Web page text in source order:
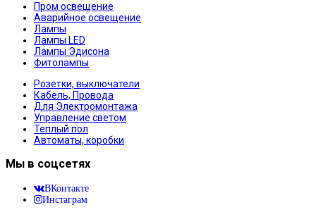
Пром освещение
Аварийное освещение
Лампы
Лампы LED
Лампы Эдисона
Фитолампы
Розетки, выключатели
Кабель, Провода
Для Электромонтажа
Управление светом
Теплый пол
Автоматы, коробки
Мы в соцсетях
ВКонтакте
Инстаграм